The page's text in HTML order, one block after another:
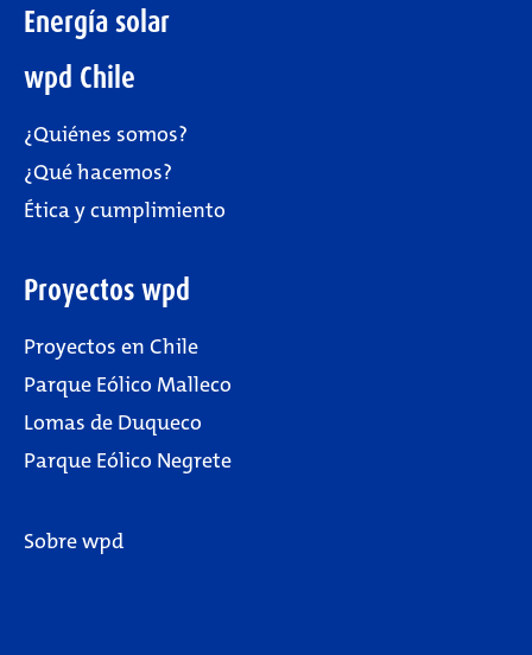
Energía solar
wpd Chile
¿Quiénes somos?
¿Qué hacemos?
Ética y cumplimiento
Proyectos wpd
Proyectos en Chile
Parque Eólico Malleco
Lomas de Duqueco
Parque Eólico Negrete
Sobre wpd